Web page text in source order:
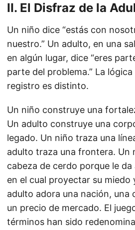
II. El Disfraz de la
Un niño dice “estás con
nuestro.” Un adulto, en una
en algún lugar, dice “eres
parte del problema.” La
registro es distinto.
Un niño construye una
Un adulto construye una
legado. Un niño traza una
adulto traza una frontera. Un
cabeza de cerdo porque le
en el cual proyectar su miedo
adulto adora una nación, una
un precio de mercado. El
términos han sido